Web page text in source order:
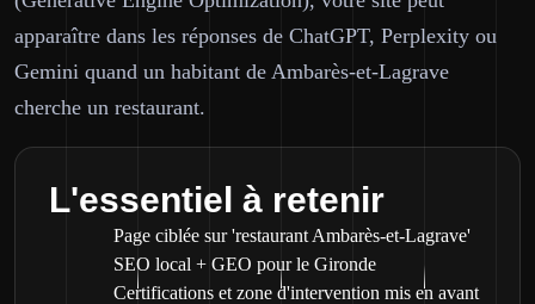
apparaître dans les réponses de ChatGPT, Perplexity ou
Gemini quand un habitant de Ambarès-et-Lagrave
cherche un restaurant.
L'essentiel à retenir
Page ciblée sur 'restaurant Ambarès-et-Lagrave'
SEO local + GEO pour le Gironde
Certifications et zone d'intervention mis en avant